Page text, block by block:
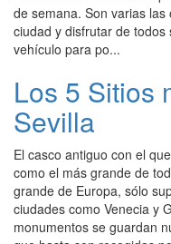
de semana. Son varias
ciudad y disfrutar de
vehículo para po...
Los 5 Sitios
Sevilla
El casco antiguo con el
como el más grande de
grande de Europa, sólo
ciudades como Venecia y
monumentos se guardan